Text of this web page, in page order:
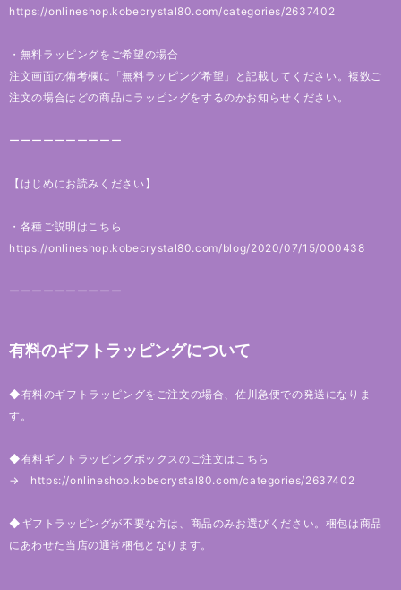
https://onlineshop.kobecrystal80.com/categories/2637402
・無料ラッピングをご希望の場合
注文画面の備考欄に「無料ラッピング希望」と記載してください。複数ご
注文の場合はどの商品にラッピングをするのかお知らせください。
ーーーーーーーーーー
【はじめにお読みください】
・各種ご説明はこちら
https://onlineshop.kobecrystal80.com/blog/2020/07/15/000438
ーーーーーーーーーー
有料のギフトラッピングについて
◆有料のギフトラッピングをご注文の場合、佐川急便での発送になりま
す。
◆有料ギフトラッピングボックスのご注文はこちら
→ https://onlineshop.kobecrystal80.com/categories/2637402
◆ギフトラッピングが不要な方は、商品のみお選びください。梱包は商品
にあわせた当店の通常梱包となります。